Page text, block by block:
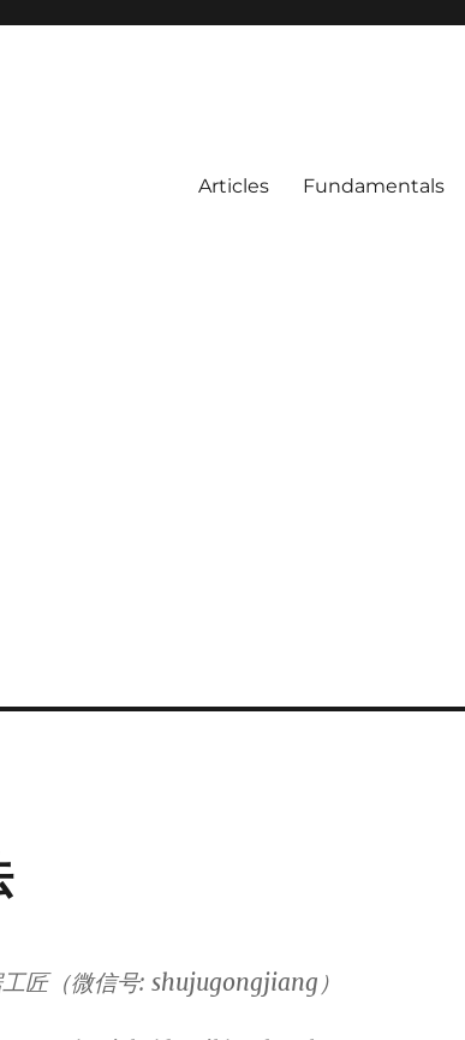
Articles Fundamentals
匠（微信号: shujugongjiang）